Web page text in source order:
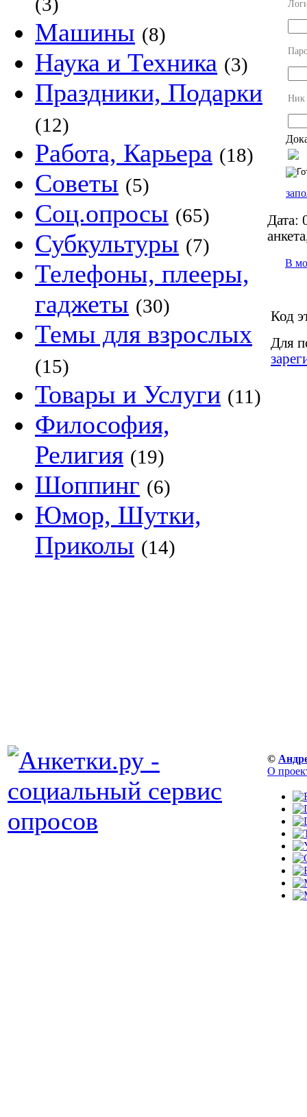
Машины (8)
Наука и Техника (3)
Праздники, Подарки
(12)
Работа, Карьера (18)
Советы (5)
Соц.опросы (65)
Субкультуры (7)
Телефоны, плееры,
гаджеты (30)
Темы для взрослых
(15)
Товары и Услуги (11)
Философия,
Религия (19)
Шоппинг (6)
Юмор, Шутки,
Приколы (14)
Ник
Дата:
В
Код
Для
©
О